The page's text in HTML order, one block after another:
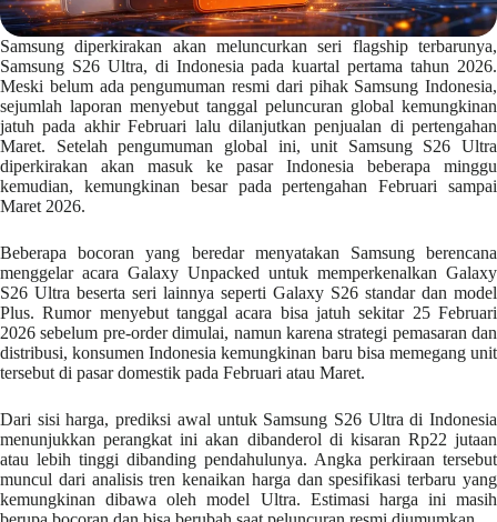
Samsung diperkirakan akan meluncurkan seri flagship terbarunya,
Samsung S26 Ultra, di Indonesia pada kuartal pertama tahun 2026.
Meski belum ada pengumuman resmi dari pihak Samsung Indonesia,
sejumlah laporan menyebut tanggal peluncuran global kemungkinan
jatuh pada akhir Februari lalu dilanjutkan penjualan di pertengahan
Maret. Setelah pengumuman global ini, unit Samsung S26 Ultra
diperkirakan akan masuk ke pasar Indonesia beberapa minggu
kemudian, kemungkinan besar pada pertengahan Februari sampai
Maret 2026.
Beberapa bocoran yang beredar menyatakan Samsung berencana
menggelar acara Galaxy Unpacked untuk memperkenalkan Galaxy
S26 Ultra beserta seri lainnya seperti Galaxy S26 standar dan model
Plus. Rumor menyebut tanggal acara bisa jatuh sekitar 25 Februari
2026 sebelum pre-order dimulai, namun karena strategi pemasaran dan
distribusi, konsumen Indonesia kemungkinan baru bisa memegang unit
tersebut di pasar domestik pada Februari atau Maret.
Dari sisi harga, prediksi awal untuk Samsung S26 Ultra di Indonesia
menunjukkan perangkat ini akan dibanderol di kisaran Rp22 jutaan
atau lebih tinggi dibanding pendahulunya. Angka perkiraan tersebut
muncul dari analisis tren kenaikan harga dan spesifikasi terbaru yang
kemungkinan dibawa oleh model Ultra. Estimasi harga ini masih